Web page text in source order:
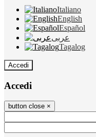
Italiano
English
Español
عربى
Tagalog
Accedi
Accedi
button close ×